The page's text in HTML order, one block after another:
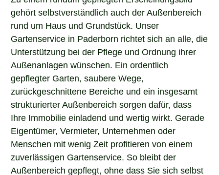
gehört selbstverständlich auch der Außenbereich
rund um Haus und Grundstück. Unser
Gartenservice in Paderborn richtet sich an alle, die
Unterstützung bei der Pflege und Ordnung ihrer
Außenanlagen wünschen. Ein ordentlich
gepflegter Garten, saubere Wege,
zurückgeschnittene Bereiche und ein insgesamt
strukturierter Außenbereich sorgen dafür, dass
Ihre Immobilie einladend und wertig wirkt. Gerade
Eigentümer, Vermieter, Unternehmen oder
Menschen mit wenig Zeit profitieren von einem
zuverlässigen Gartenservice. So bleibt der
Außenbereich gepflegt, ohne dass Sie sich selbst